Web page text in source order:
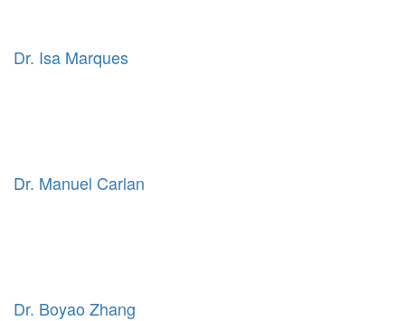
Dr. Isa Marques
Dr. Manuel Carlan
Dr. Boyao Zhang